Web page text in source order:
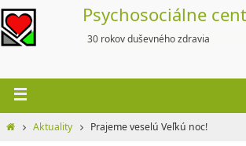
Skip
to
content
Psychosociálne
30 rokov duševného zdravia
HomeAktuality Prajeme veselú Veľkú noc!